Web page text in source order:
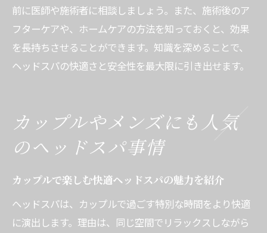
前に医師や施術者に相談しましょう。また、施術後のア
フターケアや、ホームケアの方法を知っておくと、効果
を長持ちさせることができます。知識を深めることで、
ヘッドスパの快適さと安全性を最大限に引き出せます。
カップルやメンズにも人気
のヘッドスパ事情
カップルで楽しむ快適ヘッドスパの魅力を紹介
ヘッドスパは、カップルで過ごす特別な時間をより快適
に演出します。理由は、同じ空間でリラックスしながら